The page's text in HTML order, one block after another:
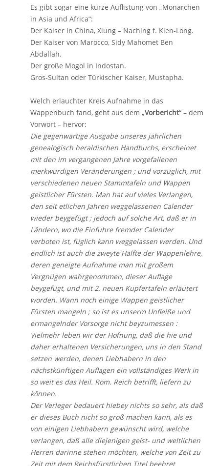
Es gibt sogar eine kurze Auflistung von „Monarchen
in Asia und Africa“:
Der Kaiser in China, Xiung – Naching f. Kien-Long.
Der Kaiser von Marocco, Sidy Mahomet Ben
Abdallah.
Der große Mogol in Indostan.
Gros-Sultan oder Türkischer Kaiser, Mustapha.
Welch erlauchter Kreis Aufnahme in das
Wappenbuch fand, geht aus dem „Vorbericht“ – dem
Vorwort – hervor:
Die gegenwärtige Ausgabe unseres jährlichen
genealogisch heraldischen Handbuchs, erscheinet
mit den im vergangenen Jahre vorgefallenen
merkwürdigen Veränderungen ; und vorzüglich, mit
verschiedenen neuen Stammtafeln und Wappen
geistlicher Fürsten. Man hat auf vieles Verlangen,
den seit etlichen Jahren weggelassenen Calender
wieder beygefügt ; jedoch auf solche Art, daß er in
Ländern, wo die Einfuhre fremder Calender
verboten ist, füglich kann weggelassen werden. Und
endlich ist auch die zweyte Hälfte der Wappenlehre,
deren geneigte Aufnahme man mit großem
Vergnügen wahrgenommen, dieser Auflage
beygefügt, und mit 2. neuen Kupfertafeln erläutert
worden. Wann noch einige Wappen geistlicher
Fürsten mangeln ; so ist es unserm Unfleiße und
ermangelnder Vorsorge nicht beyzumessen :
Vielmehr leben wir der Hofnung, daß die hie und
daher erhaltenen Versicherungen, uns in den Stand
setzen werden, denen Liebhabern in den
nächstkünftigen Auflagen ein vollständiges Werk in
so weit es das Heil. Röm. Reich betrifft, liefern zu
können.
Der Verleger bedauert hiebey nichts so sehr, als daß
er dieses Buch nicht so groß machen kann, als es
von einigen Liebhabern gewünscht wird, welche
verlangen, daß alle diejenigen geist- und weltlichen
Herren darinne stehen möchten, welche von Zeit zu
Zeit mit dem Reichsfürstlichen Titel beehret